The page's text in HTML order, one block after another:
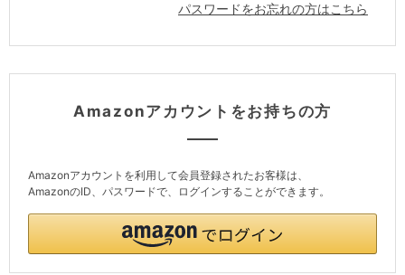
パスワードをお忘れの方はこちら
Amazonアカウントをお持ちの方
Amazonアカウントを利用して会員登録されたお客様は、
AmazonのID、パスワードで、ログインすることができます。